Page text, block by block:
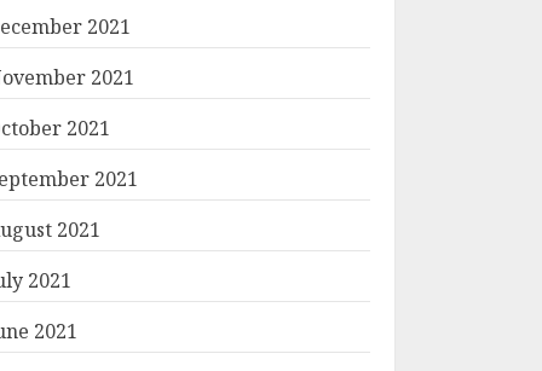
2021
2021
2021
2021
2021
2021
2021